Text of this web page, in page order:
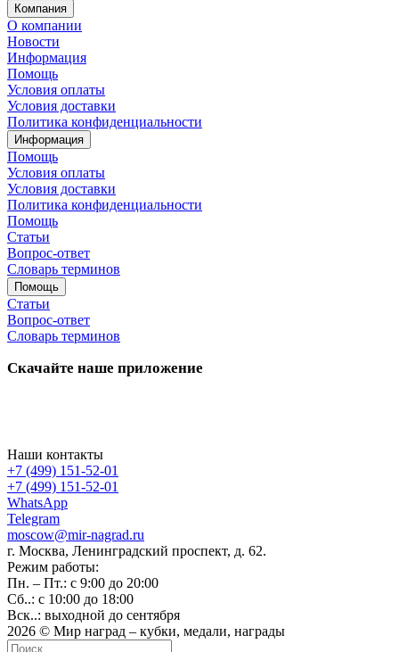
Компания
О компании
Новости
Информация
Помощь
Условия оплаты
Условия доставки
Политика конфиденциальности
Информация
Помощь
Условия оплаты
Условия доставки
Политика конфиденциальности
Помощь
Статьи
Вопрос-ответ
Словарь терминов
Помощь
Статьи
Вопрос-ответ
Словарь терминов
Скачайте наше приложение
Наши контакты
+7 (499) 151-52-01
+7 (499) 151-52-01
WhatsApp
Telegram
moscow@mir-nagrad.ru
г. Москва, Ленинградский проспект, д. 62.
Режим работы:
Пн. – Пт.: с 9:00 до 20:00
Сб..: с 10:00 до 18:00
Вск..: выходной до сентября
2026 © Мир наград – кубки, медали, награды